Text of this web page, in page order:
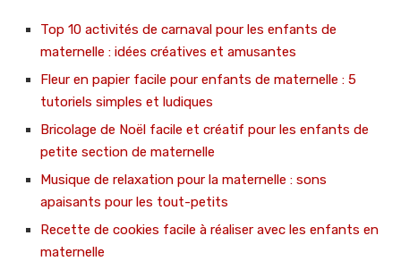
Top 10 activités de carnaval pour les enfants de
maternelle : idées créatives et amusantes
Fleur en papier facile pour enfants de maternelle : 5
tutoriels simples et ludiques
Bricolage de Noël facile et créatif pour les enfants de
petite section de maternelle
Musique de relaxation pour la maternelle : sons
apaisants pour les tout-petits
Recette de cookies facile à réaliser avec les enfants en
maternelle